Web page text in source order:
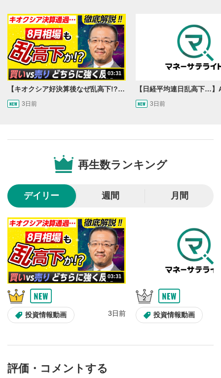
1
動画再生エリア
動画再生エリアをクリックすると、動画を再生または
一時停止します。
2
再生/一時停止
動画を再生または一時停止します。
10秒戻し/10秒送り
10秒、動画を巻き戻し/早送りします。
シークバー
再生位置を示しています。再生したい位置をクリック
するとその位置から動画が再生されます。
6
画質/再生速度の設定
画質の選択/再生速度の変更ができます。
7
音量調整
スライダーを上下すると音量が調整できます。
8
全画面表示
03:31
【キオクシア好決算後なぜ乱高下!?】買い材料は自社株買いと株式分割/売りのサインとは…？
3日前 3日前
再生数ランキング
デイリー 週間 月間
03:31
投資情報動画 3日前 投資情報動画
評価・コメントする